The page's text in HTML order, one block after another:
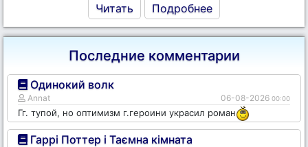
Читать Подробнее
Последние комментарии
Одинокий волк
Annat 06-08-2026 00:00
Гг. тупой, но оптимизм г.героини украсил роман
Гаррі Поттер і Таємна кімната